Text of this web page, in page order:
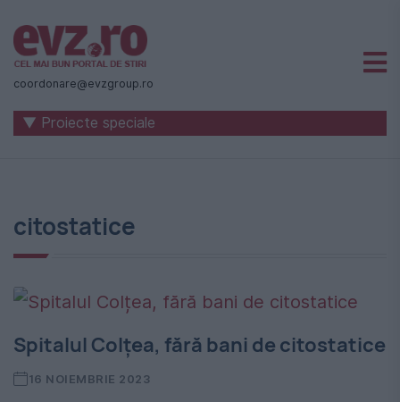
Știri
naționale
internaționale
-
Evenimentul
Zilei
coordonare@evzgroup.ro
▼ Proiecte speciale
citostatice
Spitalul Colțea, fără bani de citostatice
16 NOIEMBRIE 2023